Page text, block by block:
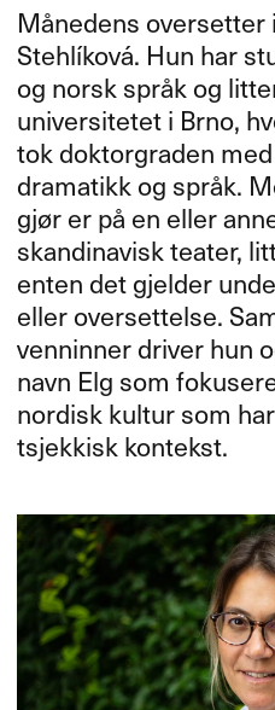
Månedens oversetter
Stehlíková. Hun har
og norsk språk og
universitetet i Brno,
tok doktorgraden
dramatikk og språk.
gjør er på en eller
skandinavisk teater,
enten det gjelder
eller oversettelse.
venninner driver hun
navn Elg som
nordisk kultur som
tsjekkisk kontekst.